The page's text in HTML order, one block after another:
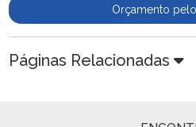
Orçamento
Páginas Relacionadas